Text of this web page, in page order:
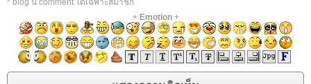
* blog นี้ comment ได้เฉพาะสมาชิก
+ Emotion+